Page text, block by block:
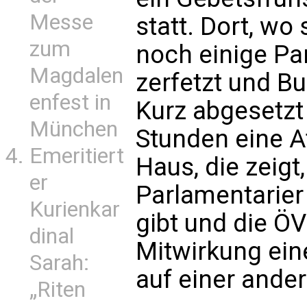
Messe
zum
Magdalen
enfest in
München
Emeritiert
er
Kurienkar
dinal
Sarah:
„Riten
statt. Dort, wo
noch einige
zerfetzt und
Kurz
Stunden eine
Haus, die
gibt und die
Mitwirkung
auf einer